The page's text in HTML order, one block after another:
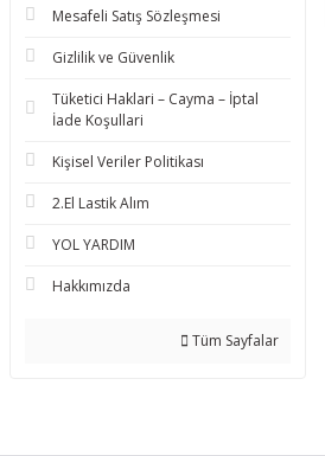
Mesafeli Satış Sözleşmesi
Gizlilik ve Güvenlik
Tüketici Haklari – Cayma – İptal
İade Koşullari
Kişisel Veriler Politikası
2.El Lastik Alım
YOL YARDIM
Hakkımızda
Tüm Sayfalar